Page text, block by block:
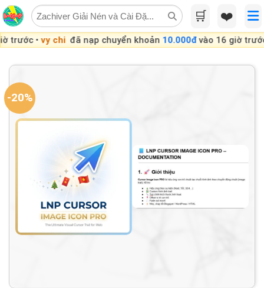
🛒 ❤️
vy chiđã nạp chuyển khoản10.000đ vào 16 giờ trước •Ân
Skip
to
content
-20%